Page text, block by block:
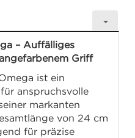
– Auffälliges
Griff
ist ein
anspruchsvolle
markanten
von 24 cm
für präzise